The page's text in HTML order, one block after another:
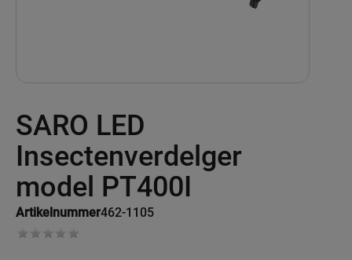
SARO LED
Insectenverdelger
model PT400I
Artikelnummer462-1105
naar
het
begin
van
afbeeldingen-
gallerij